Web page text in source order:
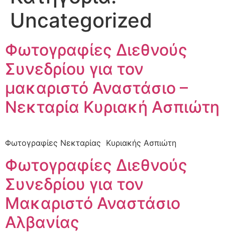
Uncategorized
Φωτογραφίες Διεθνούς
Συνεδρίου για τον
μακαριστό Αναστάσιο –
Νεκταρία Κυριακή Ασπιώτη
Φωτογραφίες Νεκταρίας Κυριακής Ασπιώτη
Φωτογραφίες Διεθνούς
Συνεδρίου για τον
Μακαριστό Αναστάσιο
Αλβανίας